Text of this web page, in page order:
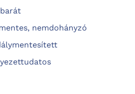
nemdohányzó